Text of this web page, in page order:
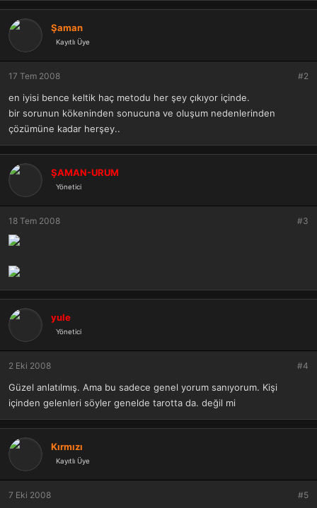
p
k
l
e
r
Şaman
Kayıtlı Üye
17 Tem 2008 #2
en iyisi bence keltik haç metodu her şey çıkıyor içinde.
bir sorunun kökeninden sonucuna ve oluşum nedenlerinden
çözümüne kadar herşey..
ŞAMAN-URUM
Yönetici
18 Tem 2008 #3
yule
Yönetici
2 Eki 2008 #4
Güzel anlatılmış. Ama bu sadece genel yorum sanıyorum. Kişi
içinden gelenleri söyler genelde tarotta da. değil mi
Kırmızı
Kayıtlı Üye
7 Eki 2008 #5